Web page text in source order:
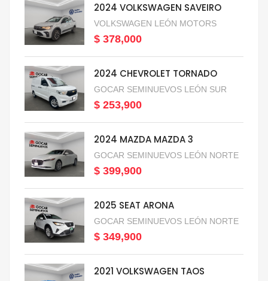
2024 VOLKSWAGEN SAVEIRO
VOLKSWAGEN LEÓN MOTORS
$ 378,000
2024 CHEVROLET TORNADO
GOCAR SEMINUEVOS LEÓN SUR
$ 253,900
2024 MAZDA MAZDA 3
GOCAR SEMINUEVOS LEÓN NORTE
$ 399,900
2025 SEAT ARONA
GOCAR SEMINUEVOS LEÓN NORTE
$ 349,900
2021 VOLKSWAGEN TAOS